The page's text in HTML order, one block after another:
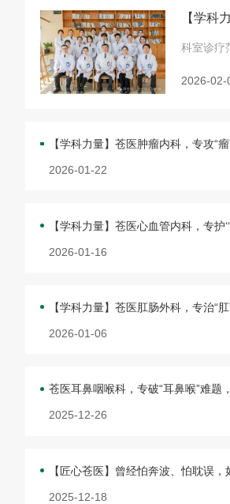
【学科
科室诊疗
2026-02-
【学科力量】苍医肿瘤内科，专攻“
2026-01-22
【学科力量】苍医心血管内科，专护
2026-01-16
【学科力量】苍医肛肠外科，专治“
2026-01-06
苍医耳鼻咽喉科，专破“耳鼻喉”难题
2025-12-26
【匠心苍医】曾经怕奔波、怕耽误
2025-12-18